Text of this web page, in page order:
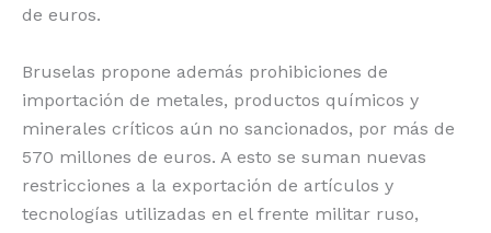
de euros.
Bruselas propone además prohibiciones de
importación de metales, productos químicos y
minerales críticos aún no sancionados, por más de
570 millones de euros. A esto se suman nuevas
restricciones a la exportación de artículos y
tecnologías utilizadas en el frente militar ruso,